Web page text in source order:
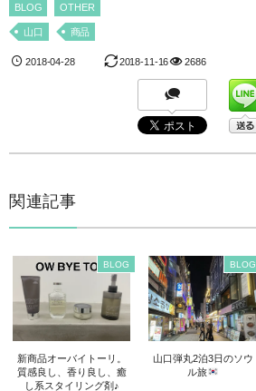
BLOG OTHER
山口 商品
2018-04-28 2018-11-16 2686
関連記事
BLOG
新商品オーバイトーリ。
質感良し、香り良し、癒
し系スタイリング剤♪
BLOG
山口弾丸2泊3日のソウ
ル旅